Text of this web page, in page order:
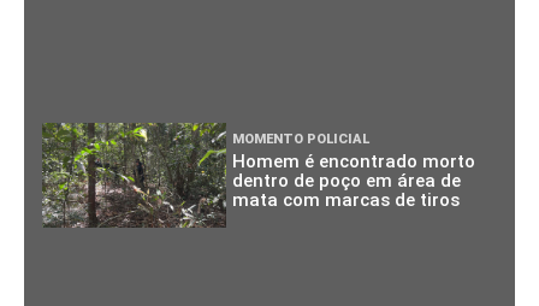
MOMENTO POLICIAL
Homem é encontrado morto
dentro de poço em área de
mata com marcas de tiros